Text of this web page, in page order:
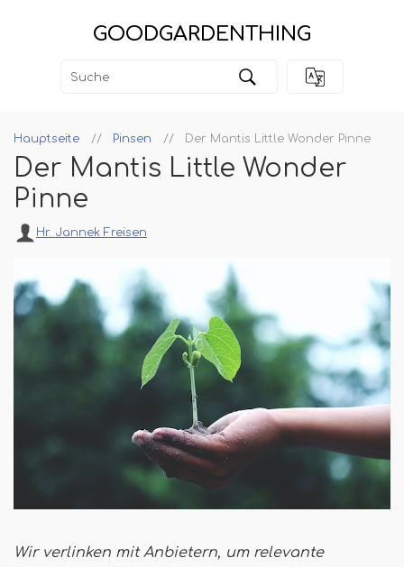
GOODGARDENTHING
Hauptseite Pinsen Der Mantis Little Wonder Pinne
Der Mantis Little Wonder
Pinne
Hr. Jannek Freisen
Wir verlinken mit Anbietern, um relevante